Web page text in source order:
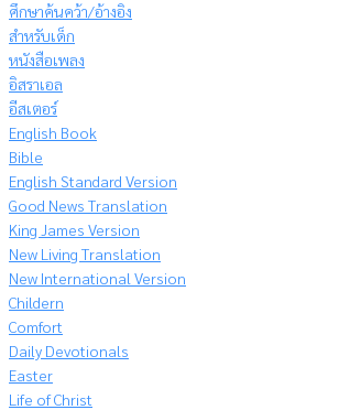
ศึกษาค้นคว้า/อ้างอิง
สำหรับเด็ก
หนังสือเพลง
อิสราเอล
อีสเตอร์
English Book
Bible
English Standard Version
Good News Translation
King James Version
New Living Translation
New International Version
Childern
Comfort
Daily Devotionals
Easter
Life of Christ